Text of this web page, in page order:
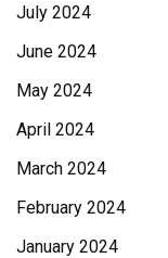
July 2024
June 2024
May 2024
April 2024
March 2024
February 2024
January 2024